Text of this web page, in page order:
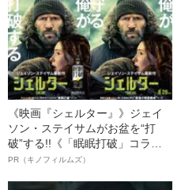
《映画『シェルター』》ジェイ
ソン・ステイサムがお盆を“打
破”する!!《「眠眠打破」コラ
ボ》
PR（キノフィルムズ）